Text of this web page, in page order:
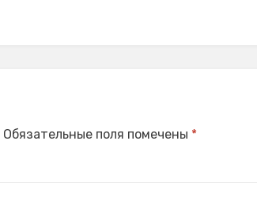
Обязательные поля помечены *